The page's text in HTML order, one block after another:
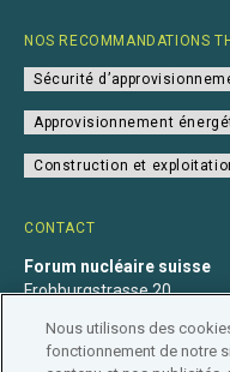
CONTACT
Forum nucléaire suisse
Frohburgstrasse 20
+41 31 560 36 50
info@nuklearforum.ch
NOS RECOMMANDATIONS
Sécurité
Approvisionnement
Construction et
Nous utilisons des
fonctionnement de notre